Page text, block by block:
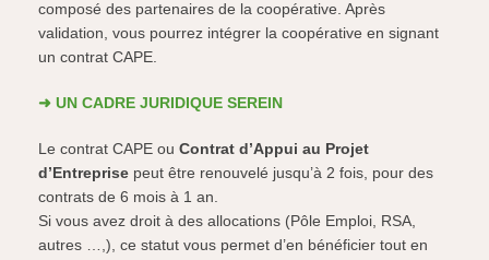
composé des partenaires de la coopérative. Après
validation, vous pourrez intégrer la coopérative en signant
un contrat CAPE.
➜ UN CADRE JURIDIQUE SEREIN
Le contrat CAPE ou Contrat d’Appui au Projet
d’Entreprise peut être renouvelé jusqu’à 2 fois, pour des
contrats de 6 mois à 1 an.
Si vous avez droit à des allocations (Pôle Emploi, RSA,
autres …,), ce statut vous permet d’en bénéficier tout en